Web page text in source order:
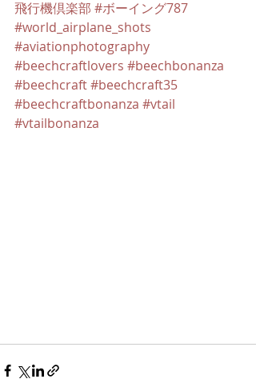
飛行機倶楽部 #ボーイング787
#world_airplane_shots
#aviationphotography
#beechcraftlovers #beechbonanza
#beechcraft#beechcraft35
#beechcraftbonanza #vtail
#vtailbonanza